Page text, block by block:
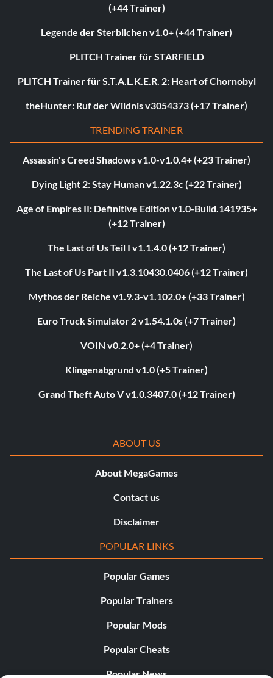
(+44 Trainer)
Legende der Sterblichen v1.0+ (+44 Trainer)
PLITCH Trainer für STARFIELD
PLITCH Trainer für S.T.A.L.K.E.R. 2: Heart of Chornobyl
theHunter: Ruf der Wildnis v3054373 (+17 Trainer)
TRENDING TRAINER
Assassin's Creed Shadows v1.0-v1.0.4+ (+23 Trainer)
Dying Light 2: Stay Human v1.22.3c (+22 Trainer)
Age of Empires II: Definitive Edition v1.0-Build.141935+
(+12 Trainer)
The Last of Us Teil I v1.1.4.0 (+12 Trainer)
The Last of Us Part II v1.3.10430.0406 (+12 Trainer)
Mythos der Reiche v1.9.3-v1.102.0+ (+33 Trainer)
Euro Truck Simulator 2 v1.54.1.0s (+7 Trainer)
VOIN v0.2.0+ (+4 Trainer)
Klingenabgrund v1.0 (+5 Trainer)
Grand Theft Auto V v1.0.3407.0 (+12 Trainer)
ABOUT US
About MegaGames
Contact us
Disclaimer
POPULAR LINKS
Popular Games
Popular Trainers
Popular Mods
Popular Cheats
Popular News